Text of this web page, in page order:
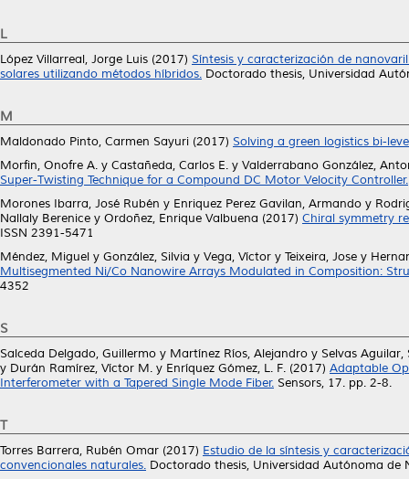
L
López Villarreal, Jorge Luis (2017) Síntesis y caracterización de
solares utilizando métodos híbridos. Doctorado thesis, Universidad
M
Maldonado Pinto, Carmen Sayuri (2017) Solving a green logistics bi-
Morfin, Onofre A. y Castañeda, Carlos E. y Valderrabano González,
Super-Twisting Technique for a Compound DC Motor Velocity Controller.
Morones Ibarra, José Rubén y Enriquez Perez Gavilan, Armando y
Nallaly Berenice y Ordoñez, Enrique Valbuena (2017) Chiral symmetry
ISSN 2391-5471
Méndez, Miguel y González, Silvia y Vega, Víctor y Teixeira, Jose y
Multisegmented Ni/Co Nanowire Arrays Modulated in Composition:
4352
S
Salceda Delgado, Guillermo y Martínez Ríos, Alejandro y Selvas Aguilar,
y Durán Ramírez, Víctor M. y Enríquez Gómez, L. F. (2017) Adaptable
Interferometer with a Tapered Single Mode Fiber. Sensors, 17. pp. 2-8.
T
Torres Barrera, Rubén Omar (2017) Estudio de la síntesis y
convencionales naturales. Doctorado thesis, Universidad Autónoma de